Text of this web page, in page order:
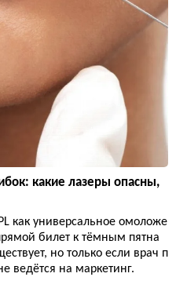
какие лазеры опасны,
как универсальное омоложе
билет к тёмным пятна
но только если врач п
ведётся на маркетинг.